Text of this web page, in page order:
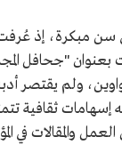
سن مبكرة، إذ
1958م، وكانت بعنوان
ولم يقتصر
إسهامات ثقافية
والمقالات في